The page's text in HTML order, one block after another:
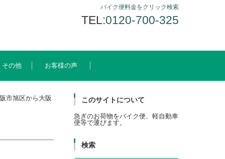
バイク便料金をクリック検索
TEL:0120-700-325
その他 お客様の声
市旭区から大阪
このサイトについて
急ぎのお荷物をバイク便、軽自動車
便等で運びます。
検索